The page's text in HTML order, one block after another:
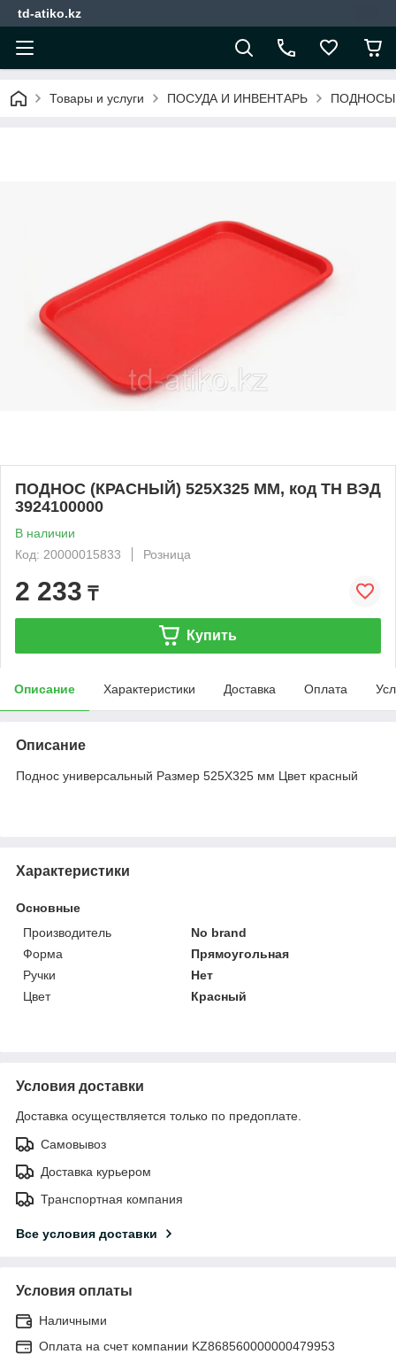
td-atiko.kz
Товары и услуги ПОСУДА И ИНВЕНТАРЬ ПОДНОСЫ
ПОДНОС (КРАСНЫЙ) 525Х325 ММ, код ТН ВЭД
3924100000
В наличии
Код: 20000015833
Розница
2 233 ₸
Купить
Описание Характеристики Доставка Оплата
Описание
Поднос универсальный Размер 525Х325 мм Цвет красный
Характеристики
Основные
Производитель
No brand
Форма
Прямоугольная
Ручки
Нет
Цвет
Красный
Условия доставки
Доставка осуществляется только по предоплате.
Самовывоз
Доставка курьером
Транспортная компания
Все условия доставки
Условия оплаты
Наличными
Оплата на счет компании KZ868560000000479953